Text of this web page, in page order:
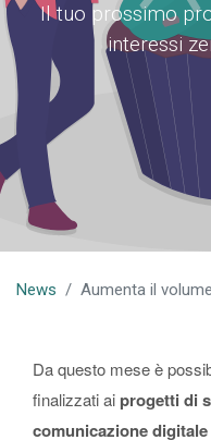
Il tuo prossimo
interessi
News Aumenta il
Da questo mese è
finalizzati aiprogetti di
comunicazione digitale